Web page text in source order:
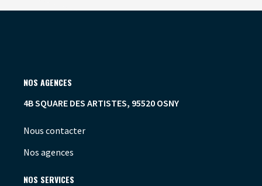
NOS AGENCES
4B SQUARE DES ARTISTES, 95520 OSNY
Nous contacter
Nos agences
NOS SERVICES